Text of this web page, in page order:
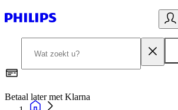
Betaal later met Klarna